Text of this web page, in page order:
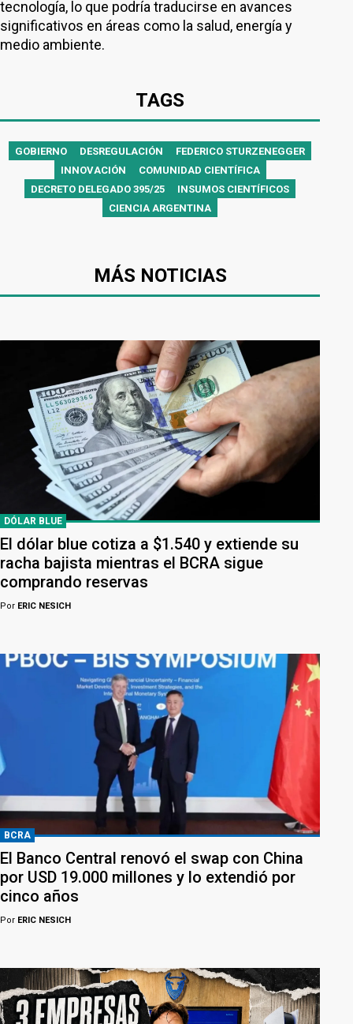
tecnología, lo que podría traducirse en avances
significativos en áreas como la salud, energía y
medio ambiente.
TAGS
GOBIERNO DESREGULACIÓN
FEDERICO STURZENEGGER
INNOVACIÓN
COMUNIDAD CIENTÍFICA
DECRETO DELEGADO 395/25
INSUMOS CIENTÍFICOS
CIENCIA ARGENTINA
MÁS NOTICIAS
DÓLAR BLUE
El dólar blue cotiza a $1.540 y extiende su
racha bajista mientras el BCRA sigue
comprando reservas
Por ERIC NESICH
BCRA
El Banco Central renovó el swap con China
por USD 19.000 millones y lo extendió por
cinco años
Por ERIC NESICH